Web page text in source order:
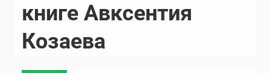
книге Авксентия
Козаева